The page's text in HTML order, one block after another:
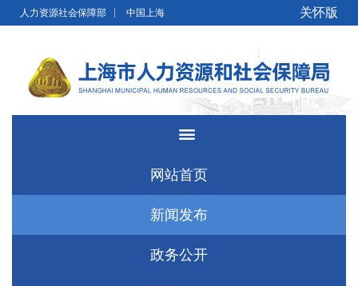
无障碍操作说明 跳转到网站导航区
人力资源社会保障部 中国上海 关怀版
网站首页
新闻发布
政务公开